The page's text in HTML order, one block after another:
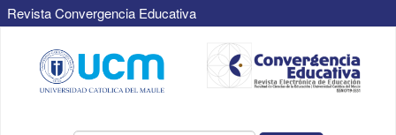
Revista Convergencia Educativa
principal
Contenido
principal